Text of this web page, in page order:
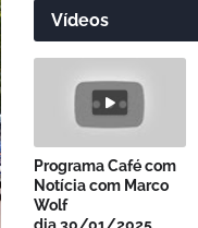
Vídeos
Programa Café com
Notícia com Marco
Wolf